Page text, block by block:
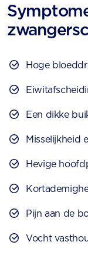
Hoge
Een dikke
Misselijkheid
Hevige
Pijn aan de
Vocht